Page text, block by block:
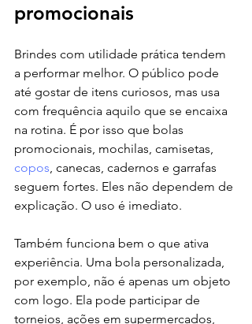
promocionais
Brindes com utilidade prática tendem
a performar melhor. O público pode
até gostar de itens curiosos, mas usa
com frequência aquilo que se encaixa
na rotina. É por isso que bolas
promocionais, mochilas, camisetas,
copos, canecas, cadernos e garrafas
seguem fortes. Eles não dependem de
explicação. O uso é imediato.
Também funciona bem o que ativa
experiência. Uma bola personalizada,
por exemplo, não é apenas um objeto
com logo. Ela pode participar de
torneios, ações em supermercados,